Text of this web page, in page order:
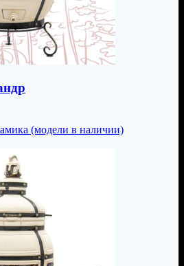
(модели в наличии)